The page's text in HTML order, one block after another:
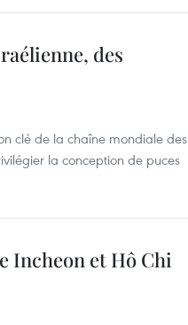
des
clé de la chaîne mondiale des
la conception de puces
Incheon et Hô Chi